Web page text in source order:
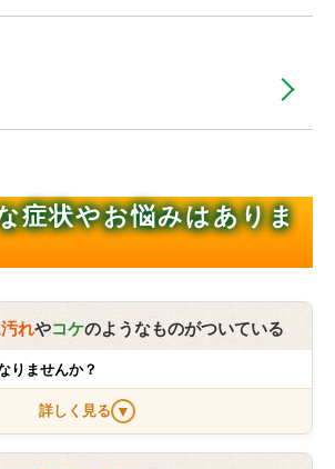
症状やお悩みはありま
汚れやコケのようなものがついている
りませんか？
詳しく見る ▼